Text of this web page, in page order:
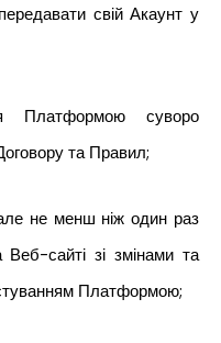
свій Акаунт у
Платформою суворо
та Правил;
не менш ніж один раз
сайті зі змінами та
Платформою;